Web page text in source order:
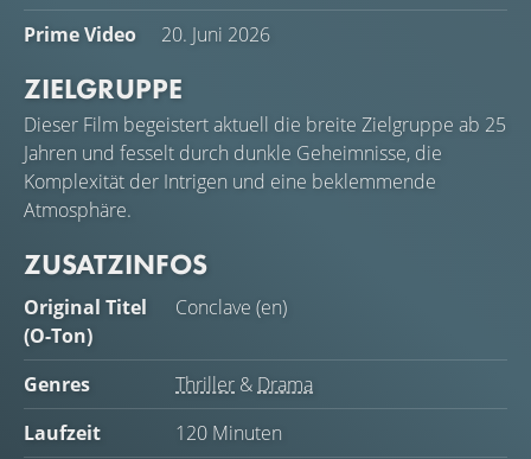
Prime Video 20. Juni 2026
ZIELGRUPPE
Dieser Film begeistert aktuell die breite Zielgruppe ab 25
Jahren und fesselt durch dunkle Geheimnisse, die
Komplexität der Intrigen und eine beklemmende
Atmosphäre.
ZUSATZINFOS
Original Titel
(O-Ton)
Conclave (en)
Genres Thriller & Drama
Laufzeit
120 Minuten